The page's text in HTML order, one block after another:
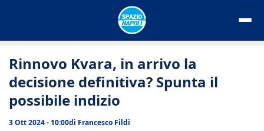
Rinnovo Kvara, in arrivo la
decisione definitiva? Spunta il
possibile indizio
3 Ott 2024 - 10:00di Francesco Fildi